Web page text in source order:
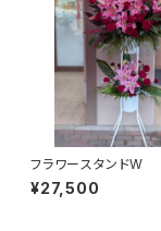
フラワースタンドW
¥27,500